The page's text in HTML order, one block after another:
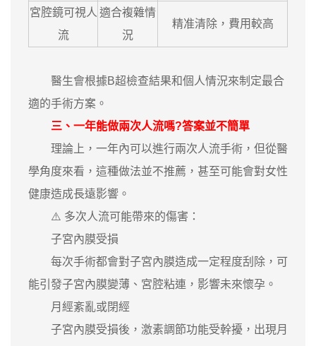
宮腔鏡可視人
流
適合複雜情
況
精准清除，費用較高
醫生會根據B超檢查結果和個人情況來制定最合
適的手術方案。
三、一年能做兩次人流嗎?答案並不簡單
理論上，一年內可以進行兩次人流手術，但從醫
學角度來看，這種做法並不推薦，甚至可能會對女性
健康造成長遠影響。
⚠️ 多次人流可能帶來的傷害：
子宮內膜受損
每次手術都會對子宮內膜造成一定程度刮除，可
能引發子宮內膜變薄、宮腔粘連，影響未來懷孕。
月經紊亂或閉經
子宮內膜受損後，激素調節功能受幹擾，出現月